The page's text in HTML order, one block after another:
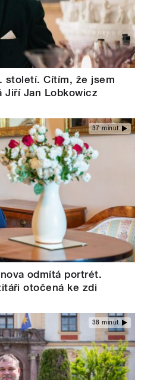
století. Cítím, že jsem
Jiří Jan Lobkowicz
37 minut
odmítá portrét.
otočená ke zdi
38 minut